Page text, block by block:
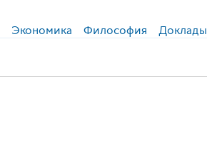
Экономика Философия Доклады